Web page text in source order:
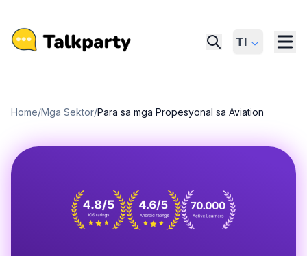
Tl
Home/Mga Sektor/Para sa mga Propesyonal sa Aviation